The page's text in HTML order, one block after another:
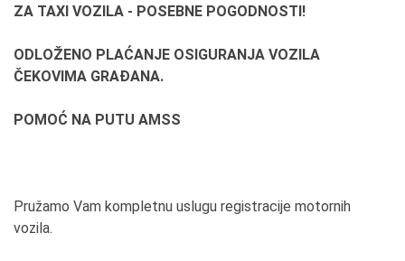
ZA TAXI VOZILA - POSEBNE POGODNOSTI!
ODLOŽENO PLAĆANJE OSIGURANJA VOZILA
ČEKOVIMA GRAĐANA.
POMOĆ NA PUTU AMSS
Pružamo Vam kompletnu uslugu registracije motornih
vozila.